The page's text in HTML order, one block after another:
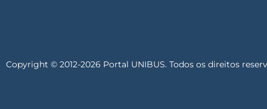
Copyright © 2012-2026 Portal UNIBUS. Todos os direitos